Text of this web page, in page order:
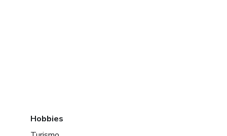
Hobbies